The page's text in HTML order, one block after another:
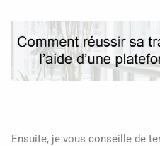
Ensuite, je vous conseille de